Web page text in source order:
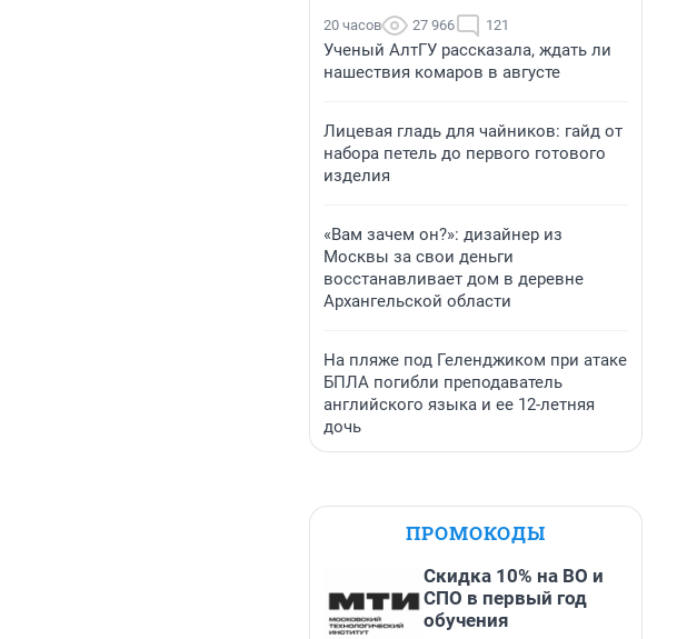
20 часов 27 966 121
Ученый АлтГУ рассказала, ждать ли
нашествия комаров в августе
Лицевая гладь для чайников: гайд от
набора петель до первого готового
изделия
«Вам зачем он?»: дизайнер из
Москвы за свои деньги
восстанавливает дом в деревне
Архангельской области
На пляже под Геленджиком при атаке
БПЛА погибли преподаватель
английского языка и ее 12-летняя
дочь
ПРОМОКОДЫ
Скидка 10% на ВО и
СПО в первый год
обучения